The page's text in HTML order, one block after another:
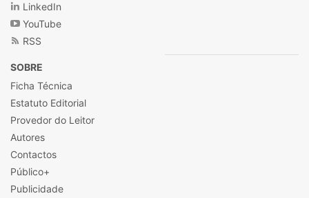
LinkedIn
YouTube
RSS
SOBRE
Ficha Técnica
Estatuto Editorial
Provedor do Leitor
Autores
Contactos
Público+
Publicidade